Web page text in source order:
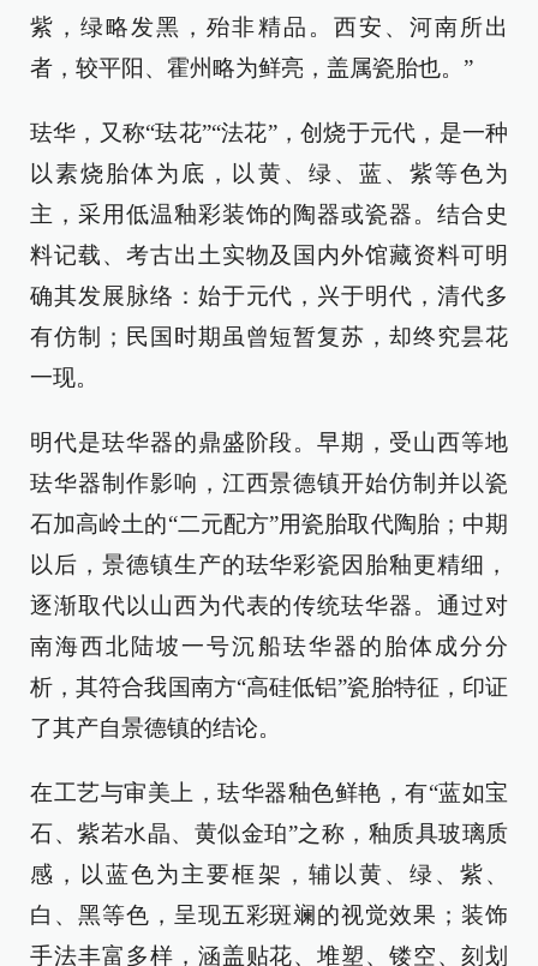
紫，绿略发黑，殆非精品。西安、河南所出
者，较平阳、霍州略为鲜亮，盖属瓷胎也。”
珐华，又称“珐花”“法花”，创烧于元代，是一种
以素烧胎体为底，以黄、绿、蓝、紫等色为
主，采用低温釉彩装饰的陶器或瓷器。结合史
料记载、考古出土实物及国内外馆藏资料可明
确其发展脉络：始于元代，兴于明代，清代多
有仿制；民国时期虽曾短暂复苏，却终究昙花
一现。
明代是珐华器的鼎盛阶段。早期，受山西等地
珐华器制作影响，江西景德镇开始仿制并以瓷
石加高岭土的“二元配方”用瓷胎取代陶胎；中期
以后，景德镇生产的珐华彩瓷因胎釉更精细，
逐渐取代以山西为代表的传统珐华器。通过对
南海西北陆坡一号沉船珐华器的胎体成分分
析，其符合我国南方“高硅低铝”瓷胎特征，印证
了其产自景德镇的结论。
在工艺与审美上，珐华器釉色鲜艳，有“蓝如宝
石、紫若水晶、黄似金珀”之称，釉质具玻璃质
感，以蓝色为主要框架，辅以黄、绿、紫、
白、黑等色，呈现五彩斑斓的视觉效果；装饰
手法丰富多样，涵盖贴花、堆塑、镂空、刻划